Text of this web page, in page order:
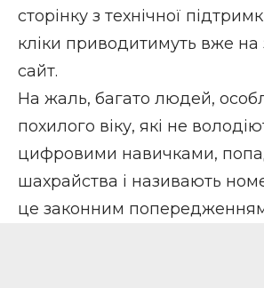
сторінку з технічної
кліки приводитимуть вже на
сайт.
На жаль, багато людей,
похилого віку, які не
цифровими навичками,
шахрайства і називають
це законним